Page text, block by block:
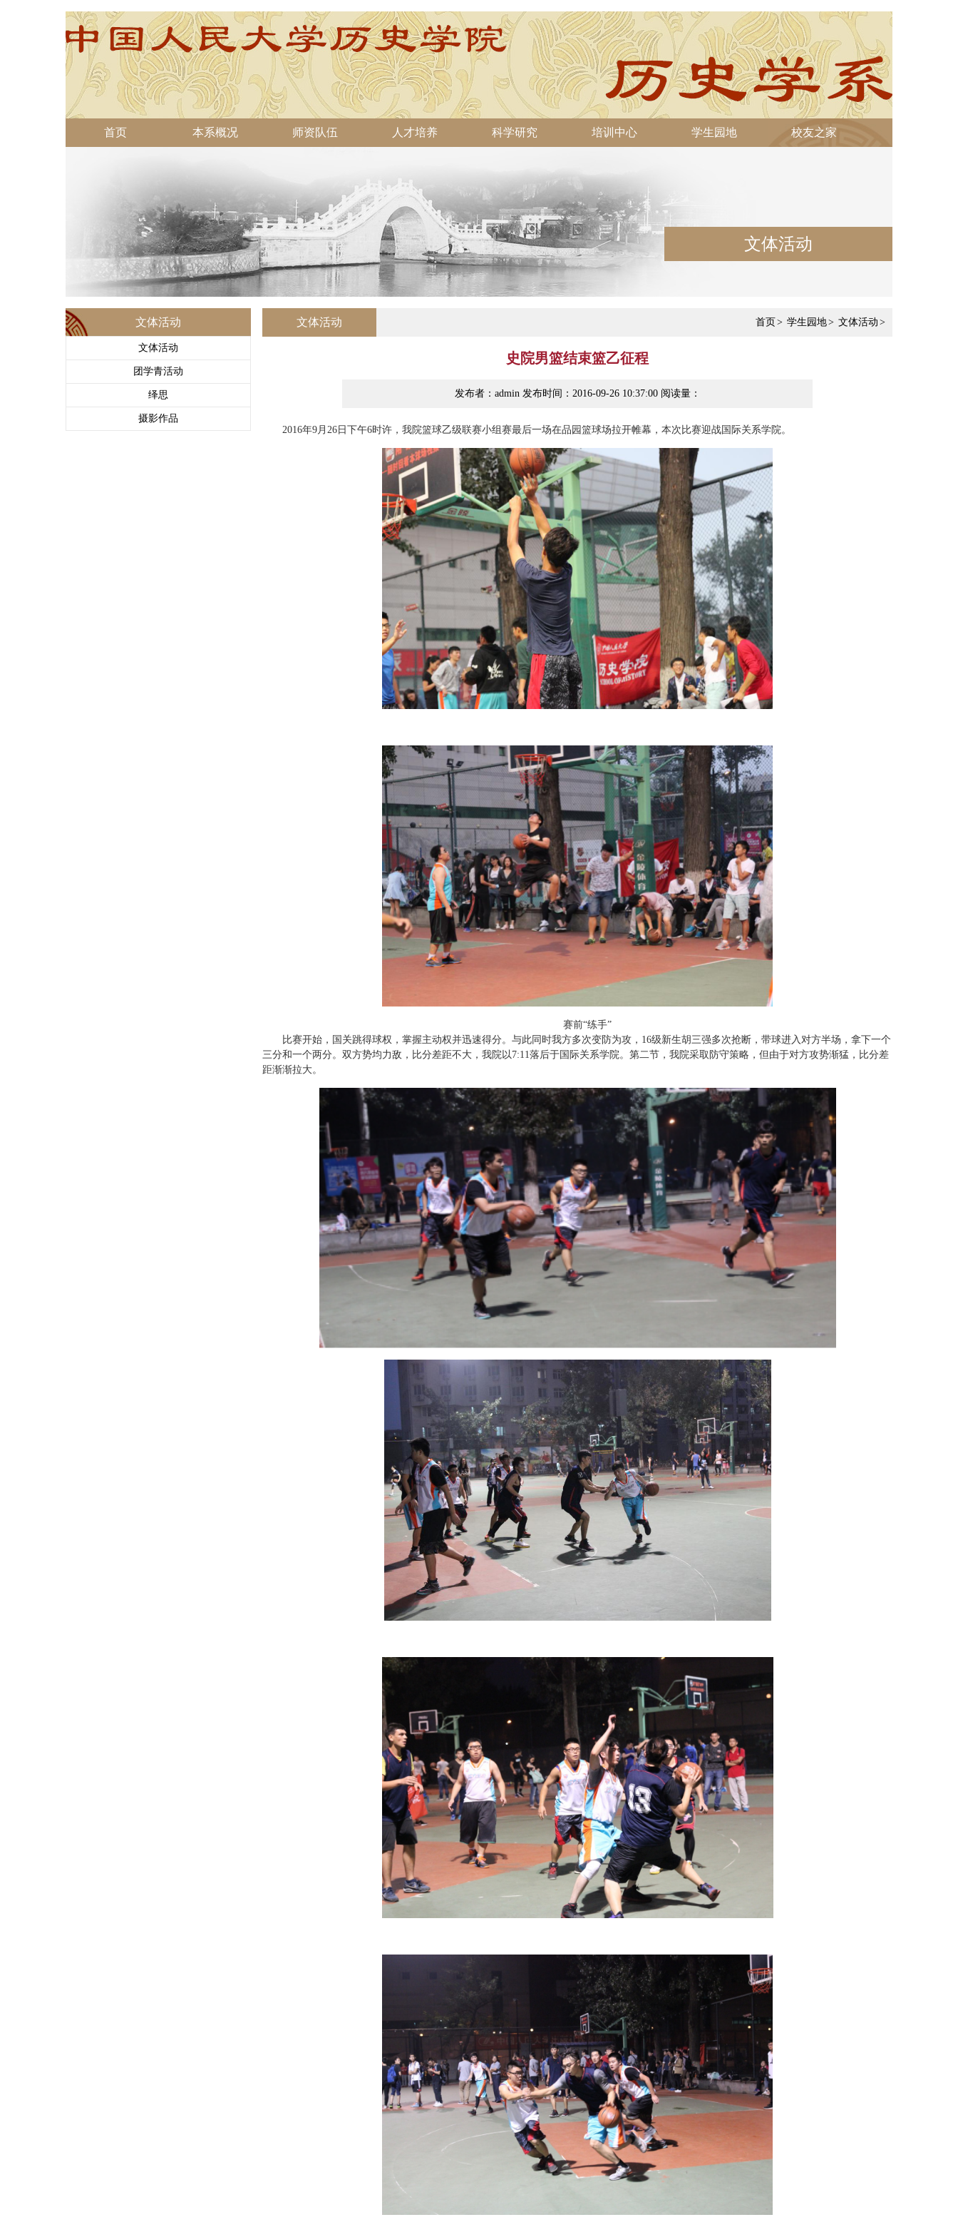
首页 本系概况 师资队伍 人才培养 科学研究 培训中心 学生园地 校友之家
文体活动
文体活动
文体活动
团学青活动
绎思
摄影作品
文体活动 首页 > 学生园地> 文体活动 >
史院男篮结束篮乙征程
发布者：admin 发布时间：2016-09-26 10:37:00 阅读量：
2016年9月26日下午6时许，我院篮球乙级联赛小组赛最后一场在品园篮球场拉开帷幕，本次比赛迎战国际关系学院。
赛前“练手”
比赛开始，国关跳得球权，掌握主动权并迅速得分。与此同时我方多次变防为攻，16级新生胡三强多次抢断，带球进入对方半场，拿下一个
三分和一个两分。双方势均力敌，比分差距不大，我院以7:11落后于国际关系学院。第二节，我院采取防守策略，但由于对方攻势渐猛，比分差
距渐渐拉大。